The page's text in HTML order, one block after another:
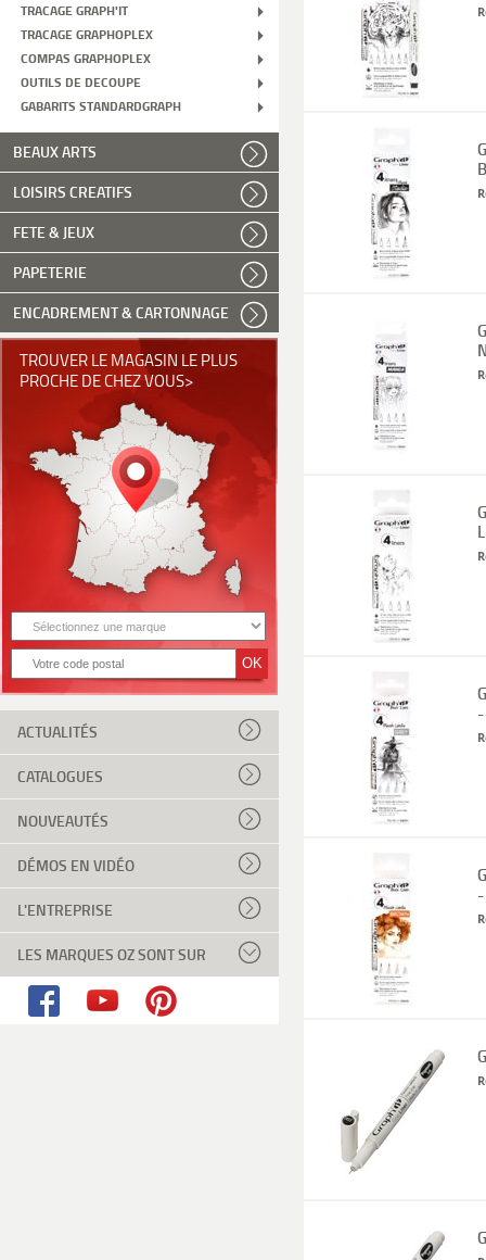
TRACAGE GRAPH'IT
TRACAGE GRAPHOPLEX
COMPAS GRAPHOPLEX
OUTILS DE DECOUPE
GABARITS STANDARDGRAPH
BEAUX ARTS
LOISIRS CREATIFS
FETE & JEUX
PAPETERIE
ENCADREMENT & CARTONNAGE
TROUVER LE MAGASIN LE PLUS
PROCHE DE CHEZ VOUS>
ACTUALITÉS
CATALOGUES
NOUVEAUTÉS
DÉMOS EN VIDÉO
L'ENTREPRISE
LES MARQUES OZ SONT SUR